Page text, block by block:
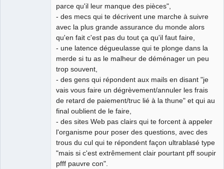
parce qu'il leur manque des pièces",
- des mecs qui te décrivent une marche à suivre
avec la plus grande assurance du monde alors
qu'en fait c'est pas du tout ça qu'il faut faire,
- une latence dégueulasse qui te plonge dans la
merde si tu as le malheur de déménager un peu
trop souvent,
- des gens qui répondent aux mails en disant "je
vais vous faire un dégrèvement/annuler les frais
de retard de paiement/truc lié à la thune" et qui au
final oublient de le faire,
- des sites Web pas clairs qui te forcent à appeler
l'organisme pour poser des questions, avec des
trous du cul qui te répondent façon ultrablasé type
"mais si c'est extrêmement clair pourtant pff soupir
pfff pauvre con".